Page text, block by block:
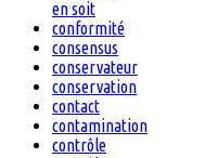
en soit
conformité
consensus
conservateur
conservation
contact
contamination
contrôle